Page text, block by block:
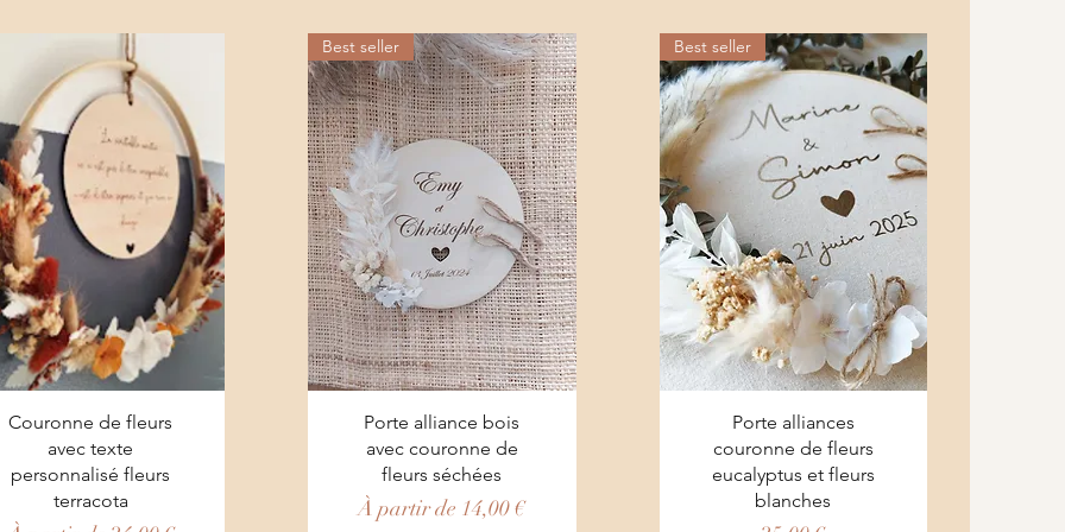
Aperçu rapide
Couronne de fleurs
avec texte
personnalisé fleurs
terracota
Aperçu rapide
Best seller
Porte alliance bois
avec couronne de
fleurs séchées
À partir de 14,00 €
Prix promotionnel
Aperçu rapide
Best seller
Porte alliances
couronne de fleurs
eucalyptus et fleurs
blanches